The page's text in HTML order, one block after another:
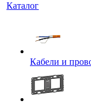
Каталог
Кабели и